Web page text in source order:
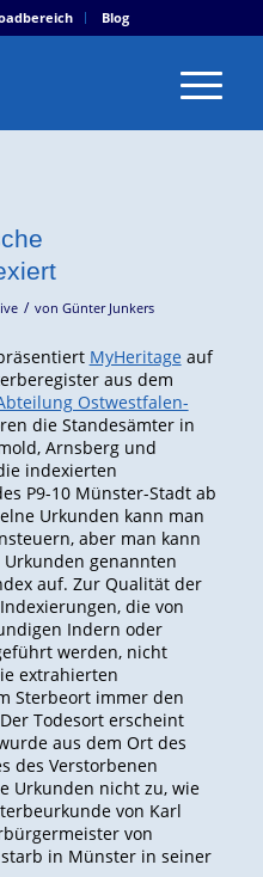
Blog
/ von Günter Junkers
MyHeritage auf
aus dem
Ostwestfalen-
die Standesämter in
Arnsberg und
indexierten
P9-10 Münster-Stadt ab
Urkunden kann man
aber man kann
genannten
auf. Zur Qualität der
die von
Indern oder
werden, nicht
extrahierten
Sterbeort immer den
Todesort erscheint
aus dem Ort des
des Verstorbenen
Urkunden nicht zu, wie
von Karl
von
in Münster in seiner